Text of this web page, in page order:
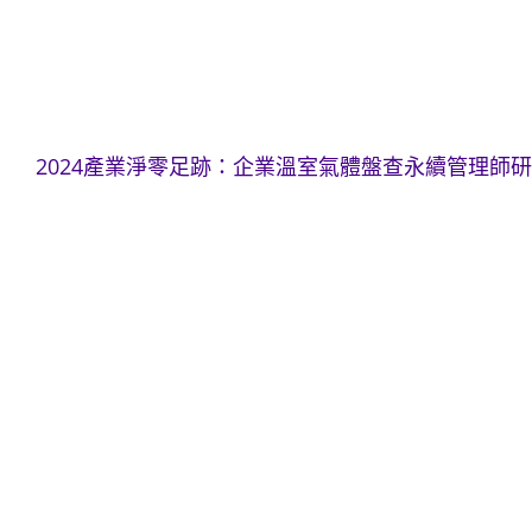
2024產業淨零足跡：企業溫室氣體盤查永續管理師